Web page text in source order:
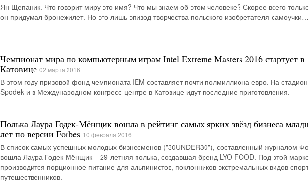
Ян Щепаник. Что говорит миру это имя? Что мы знаем об этом человеке? Скорее всего
он придумал бронежилет. Но это лишь эпизод творчества польского изобретателя-самоучки…
Чемпионат мира по компьютерным играм Intel Extreme Masters 2016 стартует в
Катовице 02 марта 2016
В этом году призовой фонд чемпионата IEM составляет почти полмиллиона евро. На
Spodek и в Международном конгресс-центре в Катовице идут последние приготовления.
Полька Лаура Годек-Мёнщик вошла в рейтинг самых ярких звёзд бизнеса
лет по версии Forbes 10 февраля 2016
В список самых успешных молодых бизнесменов ("30UNDER30"), составленный журналом
вошла Лаура Годек-Мёнщик – 29-летняя полька, создавшая бренд LYO FOOD. Под этой
производится порционное питание для альпинистов, поклонников экстремальных видов
путешественников.